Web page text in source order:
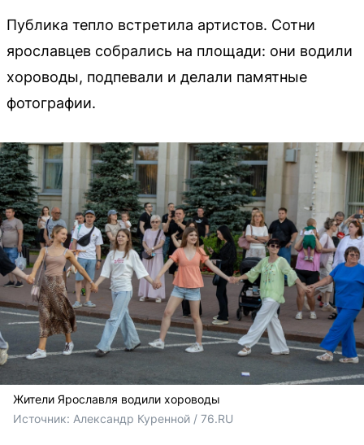
Публика тепло встретила артистов. Сотни
ярославцев собрались на площади: они водили
хороводы, подпевали и делали памятные
фотографии.
Жители Ярославля водили хороводы
Источник: Александр Куренной / 76.RU